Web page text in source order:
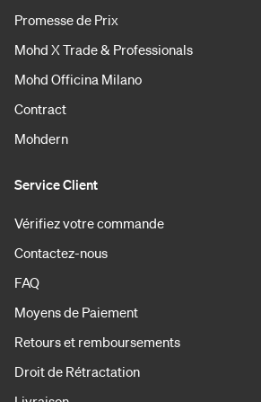
Promesse de Prix
Mohd X Trade & Professionals
Mohd Officina Milano
Contract
Mohdern
Service Client
Vérifiez votre commande
Contactez-nous
FAQ
Moyens de Paiement
Retours et remboursements
Droit de Rétractation